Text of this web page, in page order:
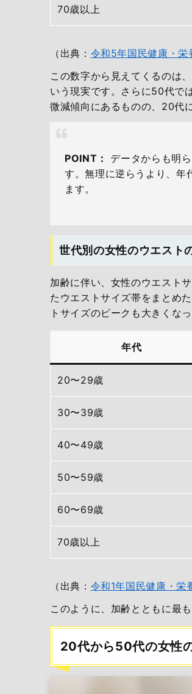
70歳以上
（出典： 令和5年国民健康・
この数字から見えてくるのは
いう現実です。さらに50代で
微減傾向にあるものの、20代
POINT：
データからも明
す。無理に逆らうより、年
ます。
世代別の女性のウエスト
加齢に伴い、女性のウエスト
たウエストサイズ帯をまとめ
トサイズのピークも大きくな
年代
20〜29歳
30〜39歳
40〜49歳
50〜59歳
60〜69歳
70歳以上
（出典： 令和1年国民健康・
このように、加齢とともに最
20代から50代の女性